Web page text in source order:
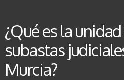
¿Qué es la
subastas
Murcia?